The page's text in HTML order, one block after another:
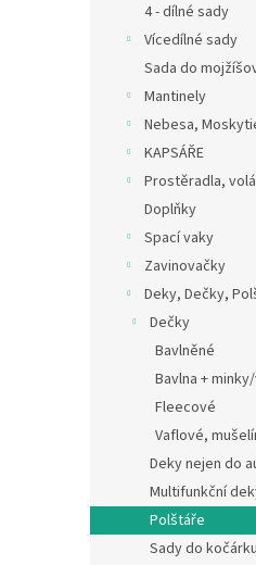
4 - dílné sady
Vícedílné sady
Sada do
Mantinely
Nebesa,
KAPSÁŘE
Prostěradla,
Doplňky
Spací vaky
Zavinovačky
Deky, Dečky,
Dečky
Bavlněné
Bavlna +
Fleecové
Vaflové,
Deky nejen do
Multifunkční
Polštáře
Sady do